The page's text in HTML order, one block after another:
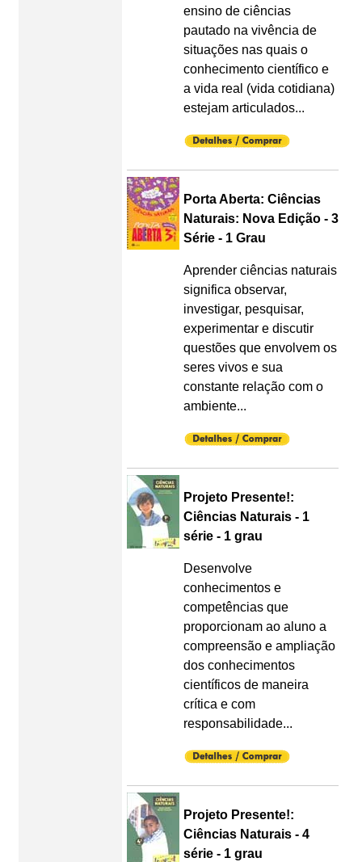
ensino de ciências
pautado na vivência de
situações nas quais o
conhecimento científico e
a vida real (vida cotidiana)
estejam articulados...
Porta Aberta: Ciências
Naturais: Nova Edição - 3
Série - 1 Grau
Aprender ciências naturais
significa observar,
investigar, pesquisar,
experimentar e discutir
questões que envolvem os
seres vivos e sua
constante relação com o
ambiente...
Projeto Presente!:
Ciências Naturais - 1
série - 1 grau
Desenvolve
conhecimentos e
competências que
proporcionam ao aluno a
compreensão e ampliação
dos conhecimentos
científicos de maneira
crítica e com
responsabilidade...
Projeto Presente!:
Ciências Naturais - 4
série - 1 grau